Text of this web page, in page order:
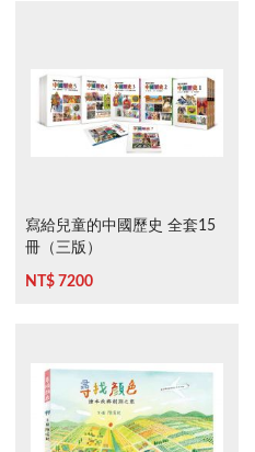
寫給兒童的中國歷史 全套15
冊（三版）
NT$ 7200